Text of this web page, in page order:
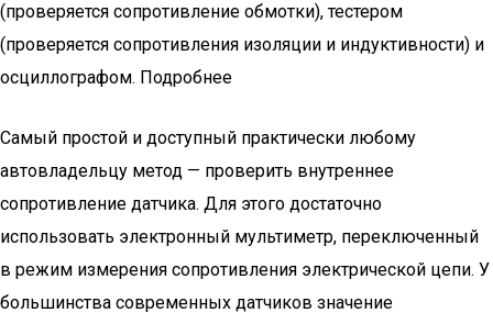
(проверяется сопротивление обмотки), тестером
(проверяется сопротивления изоляции и индуктивности) и
осциллографом. Подробнее
Самый простой и доступный практически любому
автовладельцу метод — проверить внутреннее
сопротивление датчика. Для этого достаточно
использовать электронный мультиметр, переключенный
в режим измерения сопротивления электрической цепи. У
большинства современных датчиков значение